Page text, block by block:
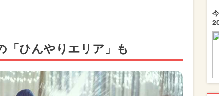
「ひんやりエリア」も